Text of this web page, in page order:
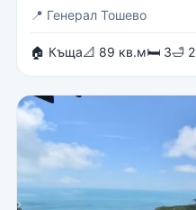
📍 Генерал Тошево
🏠 Къща📐 89 кв.м🛏 3🛁 2